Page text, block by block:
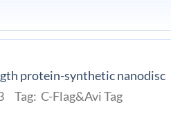
protein-synthetic nanodisc
Tag: C-Flag&Avi Tag